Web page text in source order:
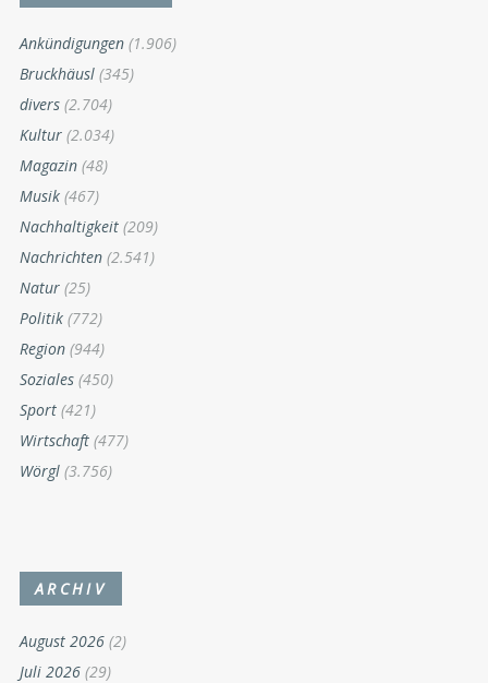
Ankündigungen (1.906)
Bruckhäusl (345)
divers (2.704)
Kultur (2.034)
Magazin (48)
Musik (467)
Nachhaltigkeit (209)
Nachrichten (2.541)
Natur (25)
Politik (772)
Region (944)
Soziales (450)
Sport (421)
Wirtschaft (477)
Wörgl (3.756)
ARCHIV
August 2026 (2)
Juli 2026 (29)